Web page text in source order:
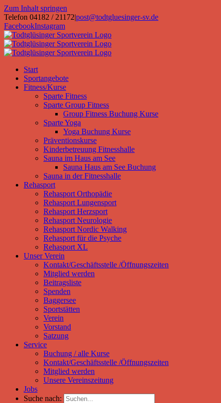
Zum Inhalt springen
Telefon 04182 / 21172|post@todtgluesinger-sv.de
FacebookInstagram
Start
Sportangebote
Fitness/Kurse
Sparte Fitness
Sparte Group Fitness
Group Fitness Buchung Kurse
Sparte Yoga
Yoga Buchung Kurse
Präventionskurse
Kinderbetreuung Fitnesshalle
Sauna im Haus am See
Sauna Haus am See Buchung
Sauna in der Fitnesshalle
Rehasport
Rehasport Orthopädie
Rehasport Lungensport
Rehasport Herzsport
Rehasport Neurologie
Rehasport Nordic Walking
Rehasport für die Psyche
Rehasport XL
Unser Verein
Kontakt/Geschäftsstelle /Öffnungszeiten
Mitglied werden
Beitragsliste
Spenden
Baggersee
Sportstätten
Verein
Vorstand
Satzung
Service
Buchung / alle Kurse
Kontakt/Geschäftsstelle /Öffnungszeiten
Mitglied werden
Unsere Vereinszeitung
Jobs
Suche nach: